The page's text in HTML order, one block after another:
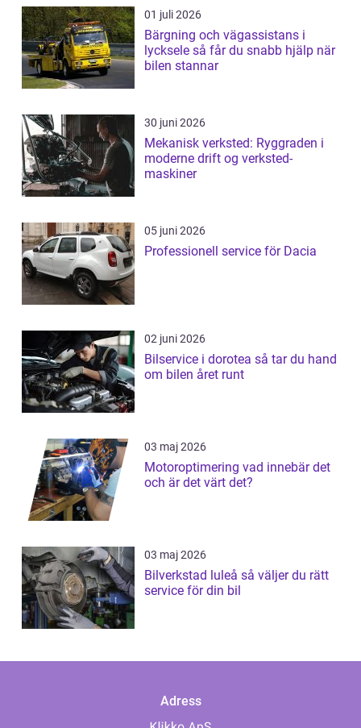
01 juli 2026
Bärgning och vägassistans i
lycksele så får du snabb hjälp när
bilen stannar
30 juni 2026
Mekanisk verksted: Ryggraden i
moderne drift og verksted-
maskiner
05 juni 2026
Professionell service för Dacia
02 juni 2026
Bilservice i dorotea så tar du hand
om bilen året runt
03 maj 2026
Motoroptimering vad innebär det
och är det värt det?
03 maj 2026
Bilverkstad luleå så väljer du rätt
service för din bil
Adress